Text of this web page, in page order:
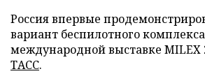
Россия впервые
вариант беспилотного
международной выставке MILEX
ТАСС.